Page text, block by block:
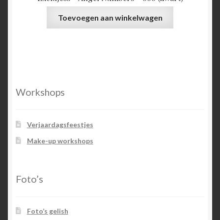
Toevoegen aan winkelwagen
Workshops
Verjaardagsfeestjes
Make-up workshops
Foto’s
Foto’s gelish